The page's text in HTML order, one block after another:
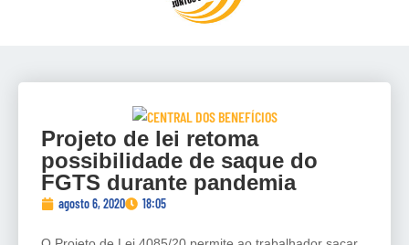
Projeto de lei retoma
possibilidade de saque do
FGTS durante pandemia
agosto 6, 2020 18:05